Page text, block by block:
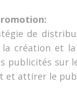
de
la création et
publicités sur
et attirer le